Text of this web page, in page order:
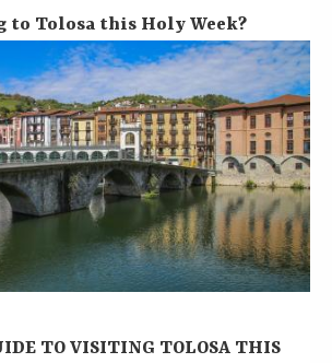
to Tolosa this Holy Week?
TO VISITING TOLOSA THIS